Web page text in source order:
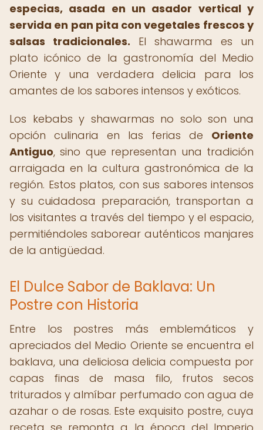
especias, asada en un asador vertical y
servida en pan pita con vegetales frescos y
salsas tradicionales. El shawarma es un
plato icónico de la gastronomía del Medio
Oriente y una verdadera delicia para los
amantes de los sabores intensos y exóticos.
Los kebabs y shawarmas no solo son una
opción culinaria en las ferias de Oriente
Antiguo, sino que representan una tradición
arraigada en la cultura gastronómica de la
región. Estos platos, con sus sabores intensos
y su cuidadosa preparación, transportan a
los visitantes a través del tiempo y el espacio,
permitiéndoles saborear auténticos manjares
de la antigüedad.
El Dulce Sabor de Baklava: Un
Postre con Historia
Entre los postres más emblemáticos y
apreciados del Medio Oriente se encuentra el
baklava, una deliciosa delicia compuesta por
capas finas de masa filo, frutos secos
triturados y almíbar perfumado con agua de
azahar o de rosas. Este exquisito postre, cuya